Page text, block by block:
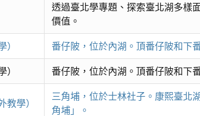
透過臺北學專題、探索臺北湖多樣
價值。
番仔陂，位於內湖。頂番仔陂和下
番仔陂，位於內湖。頂番仔陂和下
學）
三角埔，位於士林社子。康熙臺北
角埔」。